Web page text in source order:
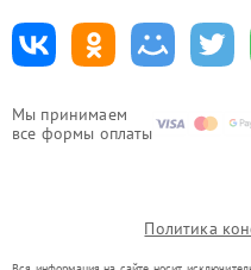
Мы принимаем
все формы оплаты
Политика